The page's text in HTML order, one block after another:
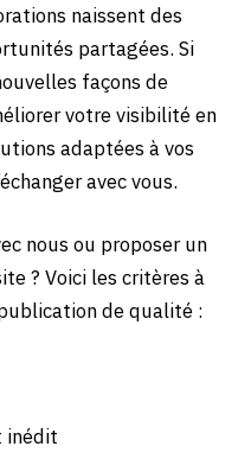
naissent des
partagées. Si
façons de
votre visibilité en
adaptées à vos
avec vous.
nous ou proposer un
? Voici les critères à
de qualité :
inédit